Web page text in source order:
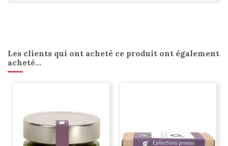
Les clients qui ont acheté ce produit ont également
acheté...